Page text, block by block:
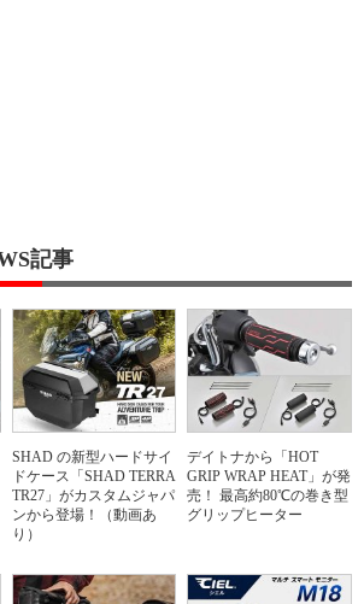
記事
SHAD の新型ハードサイ
ドケース「SHAD TERRA
TR27」がカスタムジャパ
ンから登場！（動画あ
り）
デイトナから「HOT
GRIP WRAP HEAT」が発
売！ 最高約80℃の巻き型
グリップヒーター